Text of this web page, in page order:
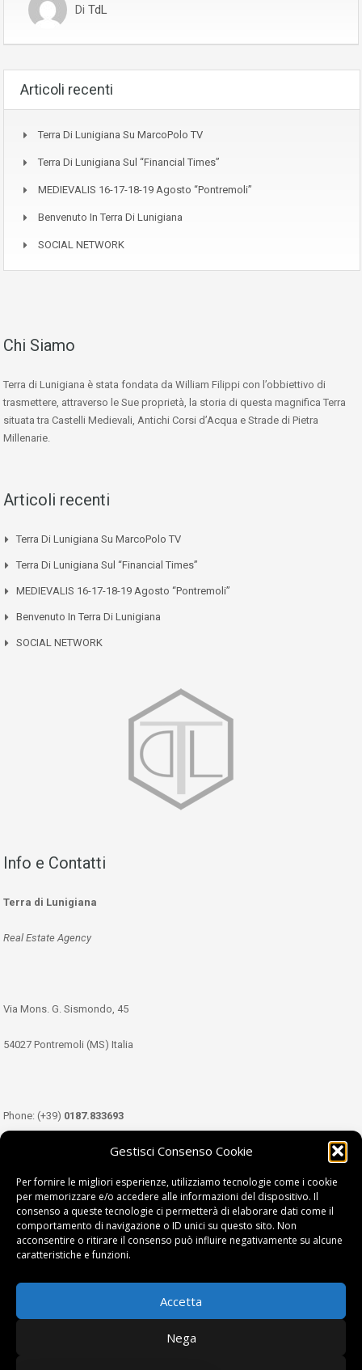
Gestisci Consenso Cookie
Per fornire le migliori esperienze, utilizziamo tecnologie come i cookie
per memorizzare e/o accedere alle informazioni del dispositivo. Il
consenso a queste tecnologie ci permetterà di elaborare dati come il
comportamento di navigazione o ID unici su questo sito. Non
acconsentire o ritirare il consenso può influire negativamente su alcune
caratteristiche e funzioni.
Accetta
Nega
Di TdL
Articoli recenti
Terra Di Lunigiana Su MarcoPolo TV
Terra Di Lunigiana Sul “Financial Times”
MEDIEVALIS 16-17-18-19 Agosto “Pontremoli”
Benvenuto In Terra Di Lunigiana
SOCIAL NETWORK
Chi Siamo
Terra di Lunigiana è stata fondata da William Filippi con l’obbiettivo di
trasmettere, attraverso le Sue proprietà, la storia di questa magnifica Terra
situata tra Castelli Medievali, Antichi Corsi d’Acqua e Strade di Pietra
Millenarie.
Articoli recenti
Terra Di Lunigiana Su MarcoPolo TV
Terra Di Lunigiana Sul “Financial Times”
MEDIEVALIS 16-17-18-19 Agosto “Pontremoli”
Benvenuto In Terra Di Lunigiana
SOCIAL NETWORK
Info e Contatti
Terra di Lunigiana
Real Estate Agency
Via Mons. G. Sismondo, 45
54027 Pontremoli (MS) Italia
Phone: (+39) 0187.833693
349.3489333
Email:info@tdl.it
Terra di Lunigiana © di Filippi William - P.Iva 01374450458